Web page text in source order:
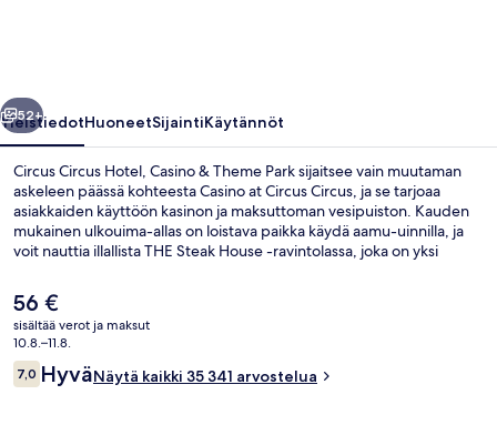
valokuvagalleria
Seuraava
52+
YleistiedotHuoneetSijaintiKäytännöt
Circus Circus Hotel, Casino & Theme Park sijaitsee vain muutaman
askeleen päässä kohteesta Casino at Circus Circus, ja se tarjoaa
asiakkaiden käyttöön kasinon ja maksuttoman vesipuiston. Kauden
mukainen ulkouima-allas on loistava paikka käydä aamu-uinnilla, ja
voit nauttia illallista THE Steak House -ravintolassa, joka on yksi
baaria/loungea, allasbaari ja kuntokeskus. Matkailijat arvostavat
suuresti majoituspaikan perheystävällisiä palveluita ja lähialueen
nähtävyyksiä. Majoituspaikka sijaitsee lyhyen kävelymatkan päässä
julkisen liikenteen yhteyksistä: Westgate Las Vegasin monorail-
asema sijaitsee 14 minuutin kävelymatkan päässä.
Nykyinen
hinta
on
56 €
56 €
sisältää verot ja maksut
10.8.–11.8.
Arvostelut
7,07,0 kautta 10.
HyväNäytä kaikki 35 341 arvostelua